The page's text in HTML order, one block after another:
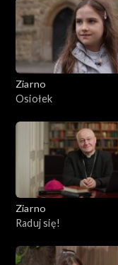
Ziarno
Osiołek
Ziarno
Raduj się!